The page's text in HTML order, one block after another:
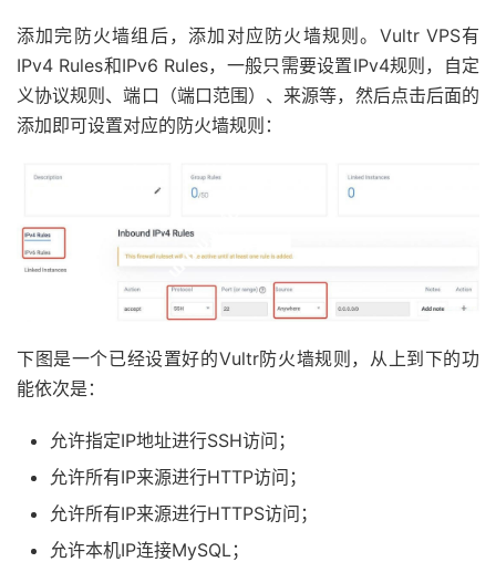
添加完防火墙组后，添加对应防火墙规则。Vultr VPS有
IPv4 Rules和IPv6 Rules，一般只需要设置IPv4规则，自定
义协议规则、端口（端口范围）、来源等，然后点击后面的
添加即可设置对应的防火墙规则：
下图是一个已经设置好的Vultr防火墙规则，从上到下的功
能依次是：
允许指定IP地址进行SSH访问；
允许所有IP来源进行HTTP访问；
允许所有IP来源进行HTTPS访问；
允许本机IP连接MySQL；